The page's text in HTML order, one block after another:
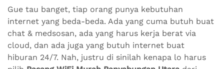
Gue tau banget, tiap orang punya kebutuhan
internet yang beda-beda. Ada yang cuma butuh buat
chat & medsosan, ada yang harus kerja berat via
cloud, dan ada juga yang butuh internet buat
hiburan 24/7. Nah, justru di sinilah kenapa lo harus